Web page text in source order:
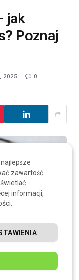
jak
Poznaj
2025 0
zawartość
informacji,